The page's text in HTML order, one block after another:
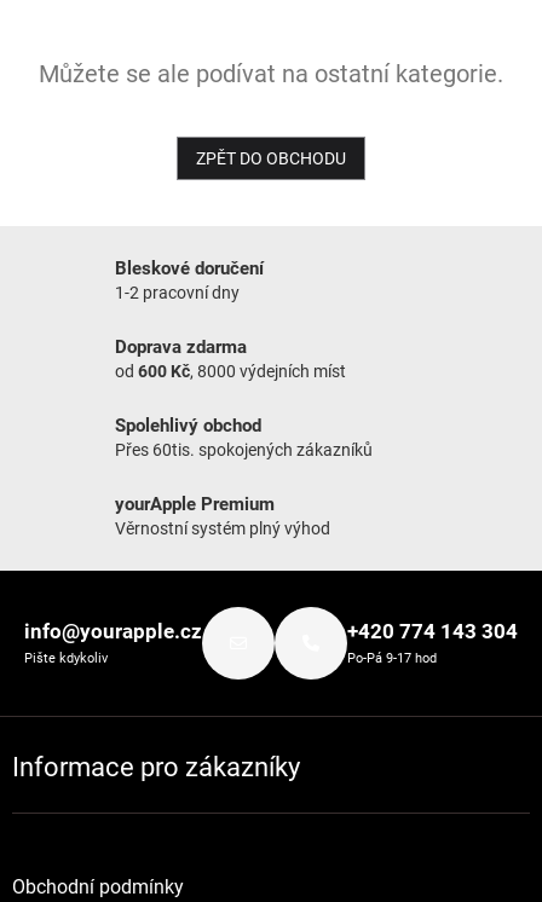
Můžete se ale podívat na ostatní kategorie.
ZPĚT DO OBCHODU
Bleskové doručení
1-2 pracovní dny
Doprava zdarma
od 600 Kč, 8000 výdejních míst
Spolehlivý obchod
Přes 60tis. spokojených zákazníků
yourApple Premium
Věrnostní systém plný výhod
info@yourapple.cz
Pište kdykoliv
+420 774 143 304
Po-Pá 9-17 hod
Informace pro zákazníky
Obchodní podmínky